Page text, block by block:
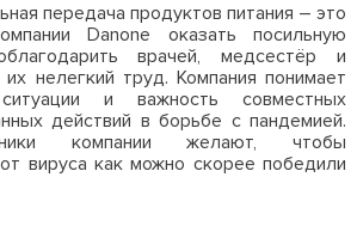
передача продуктов питания – это
Danone оказать посильную
врачей, медсестёр и
нелегкий труд. Компания понимает
и важность совместных
действий в борьбе с пандемией.
компании желают, чтобы
вируса как можно скорее победили